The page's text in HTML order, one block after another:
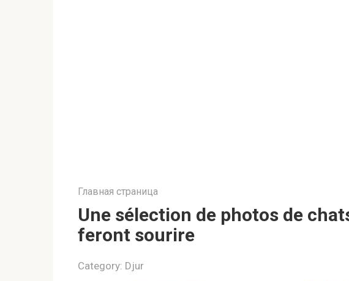
Главная страница
Une sélection de photos de
feront sourire
Category: Djur